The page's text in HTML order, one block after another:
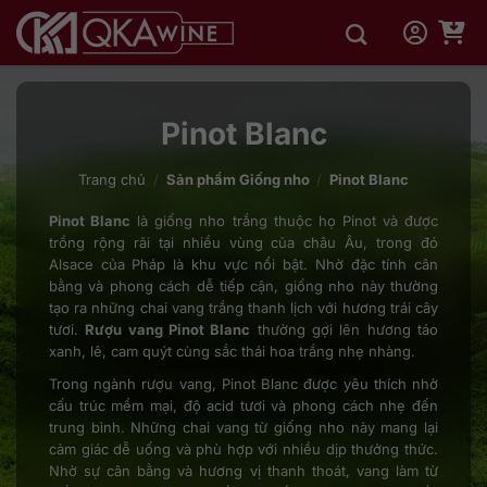
qua
dung
Pinot Blanc
Trang chủ / Sản phẩm Giống nho / Pinot Blanc
Pinot Blanc là giống nho trắng thuộc họ Pinot và được
trồng rộng rãi tại nhiều vùng của châu Âu, trong đó
Alsace của Pháp là khu vực nổi bật. Nhờ đặc tính cân
bằng và phong cách dễ tiếp cận, giống nho này thường
tạo ra những chai vang trắng thanh lịch với hương trái cây
tươi. Rượu vang Pinot Blanc thường gợi lên hương táo
xanh, lê, cam quýt cùng sắc thái hoa trắng nhẹ nhàng.
Trong ngành rượu vang, Pinot Blanc được yêu thích nhờ
cấu trúc mềm mại, độ acid tươi và phong cách nhẹ đến
trung bình. Những chai vang từ giống nho này mang lại
cảm giác dễ uống và phù hợp với nhiều dịp thưởng thức.
Nhờ sự cân bằng và hương vị thanh thoát, vang làm từ